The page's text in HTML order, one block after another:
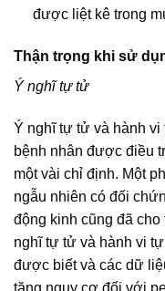
được liệt kê trong
Thận trọng khi sử
Ý nghĩ tự tử
Ý nghĩ tự tử và hành
bệnh nhân được điều
một vài chỉ định. Một
ngẫu nhiên có đối
động kinh cũng đã
nghĩ tự tử và hành vi
được biết và các dữ
tăng nguy cơ đối với